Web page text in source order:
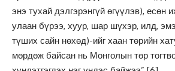
энэ тухай дэлгэрэнгүй өгүүлэв), есөн
улаан бүрээ, хуур, шар шүхэр, илд,
түших сайн нөхөд)-ийг хаан төрийн
мөрдөж байсан нь Монголын төр